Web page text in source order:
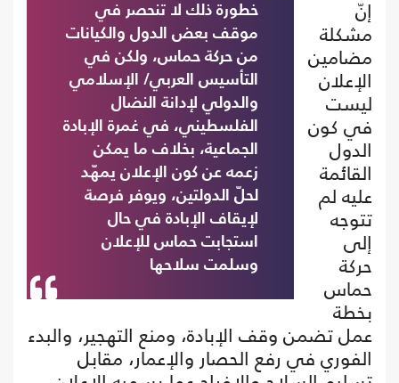
خطورة ذلك لا تنحصر في
موقف بعض الدول والكيانات
من حركة حماس، ولكن في
التأسيس العربي/ الإسلامي
والدولي لإدانة النضال
الفلسطيني، في غمرة الإبادة
الجماعية، بخلاف ما يمكن
زعمه عن كون الإعلان يمهّد
لحلّ الدولتين، ويوفر فرصة
لإيقاف الإبادة في حال
استجابت حماس للإعلان
وسلمت سلاحها
إنّ
مشكلة
مضامين
الإعلان
ليست
في كون
الدول
القائمة
عليه لم
تتوجه
إلى
حركة
حماس
بخطة
عمل تضمن وقف الإبادة، ومنع التهجير، والبدء
الفوري في رفع الحصار والإعمار، مقابل